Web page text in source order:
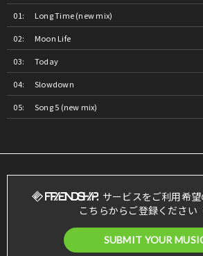
Long Time (new mix)
Moon Life
Today
Slowdown
Song 5 (new mix)
サービスをご利用希
こちらからご登録ください
SUBMIT YOUR